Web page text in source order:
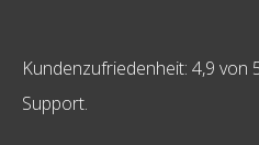
Kundenzufriedenheit: 4,9 von
Support.